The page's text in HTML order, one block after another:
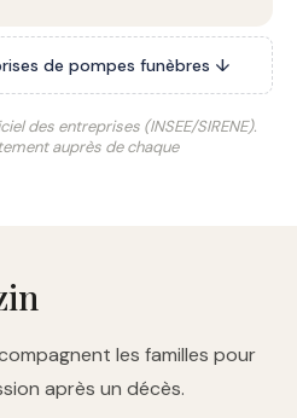
de pompes funèbres ↓
des entreprises (INSEE/SIRENE).
auprès de chaque
les familles pour
après un décès.